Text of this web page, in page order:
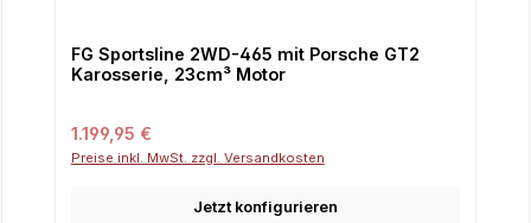
FG Sportsline 2WD-465 mit Porsche GT2
Karosserie, 23cm³ Motor
Regulärer Preis:
1.199,95 €
Preise inkl. MwSt. zzgl. Versandkosten
Jetzt konfigurieren